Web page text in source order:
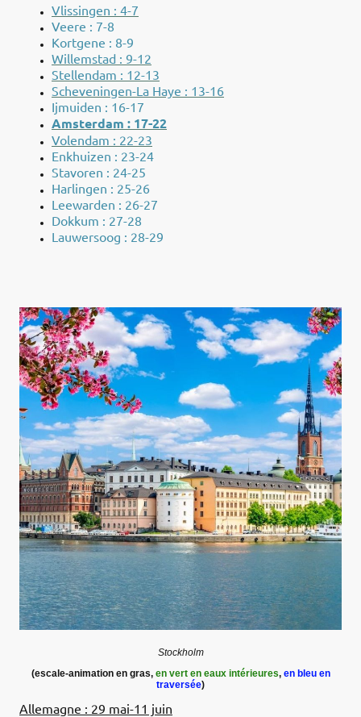
Vlissingen : 4-7
Veere : 7-8
Kortgene : 8-9
Willemstad : 9-12
Stellendam : 12-13
Scheveningen-La Haye : 13-16
Ijmuiden : 16-17
Amsterdam : 17-22
Volendam : 22-23
Enkhuizen : 23-24
Stavoren : 24-25
Harlingen : 25-26
Leewarden : 26-27
Dokkum : 27-28
Lauwersoog : 28-29
Stockholm
(escale-animation en gras, en vert en eaux intérieures, en bleu en
traversée)
Allemagne : 29 mai-11 juin